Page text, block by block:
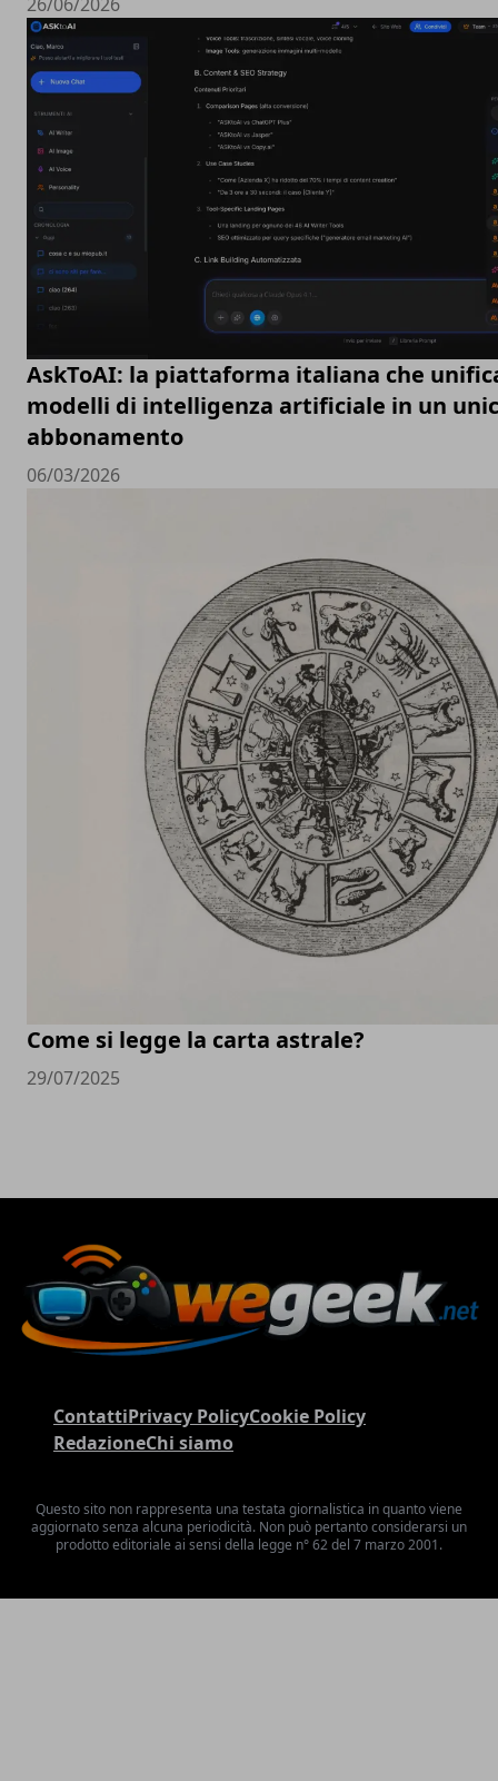
AskToAI: la piattaforma italiana che
modelli di intelligenza artificiale in un
abbonamento
06/03/2026
Come si legge la carta astrale?
29/07/2025
ContattiPrivacy PolicyCookie Policy
RedazioneChi siamo
Questo sito non rappresenta una testata giornalistica in quanto viene
aggiornato senza alcuna periodicità. Non può pertanto considerarsi un
prodotto editoriale ai sensi della legge n° 62 del 7 marzo 2001.